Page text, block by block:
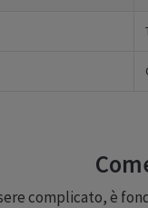
complicato, è